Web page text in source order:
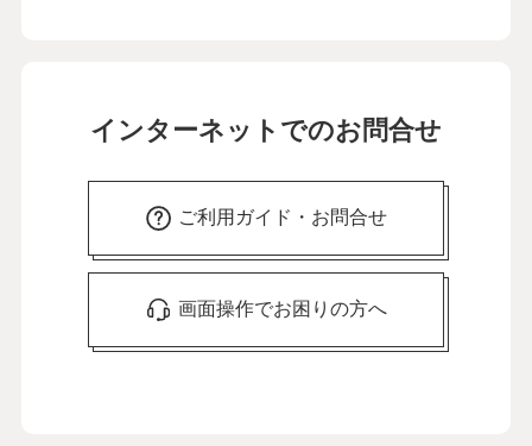
インターネットでのお問合せ
ご利用ガイド・お問合せ
画面操作でお困りの方へ